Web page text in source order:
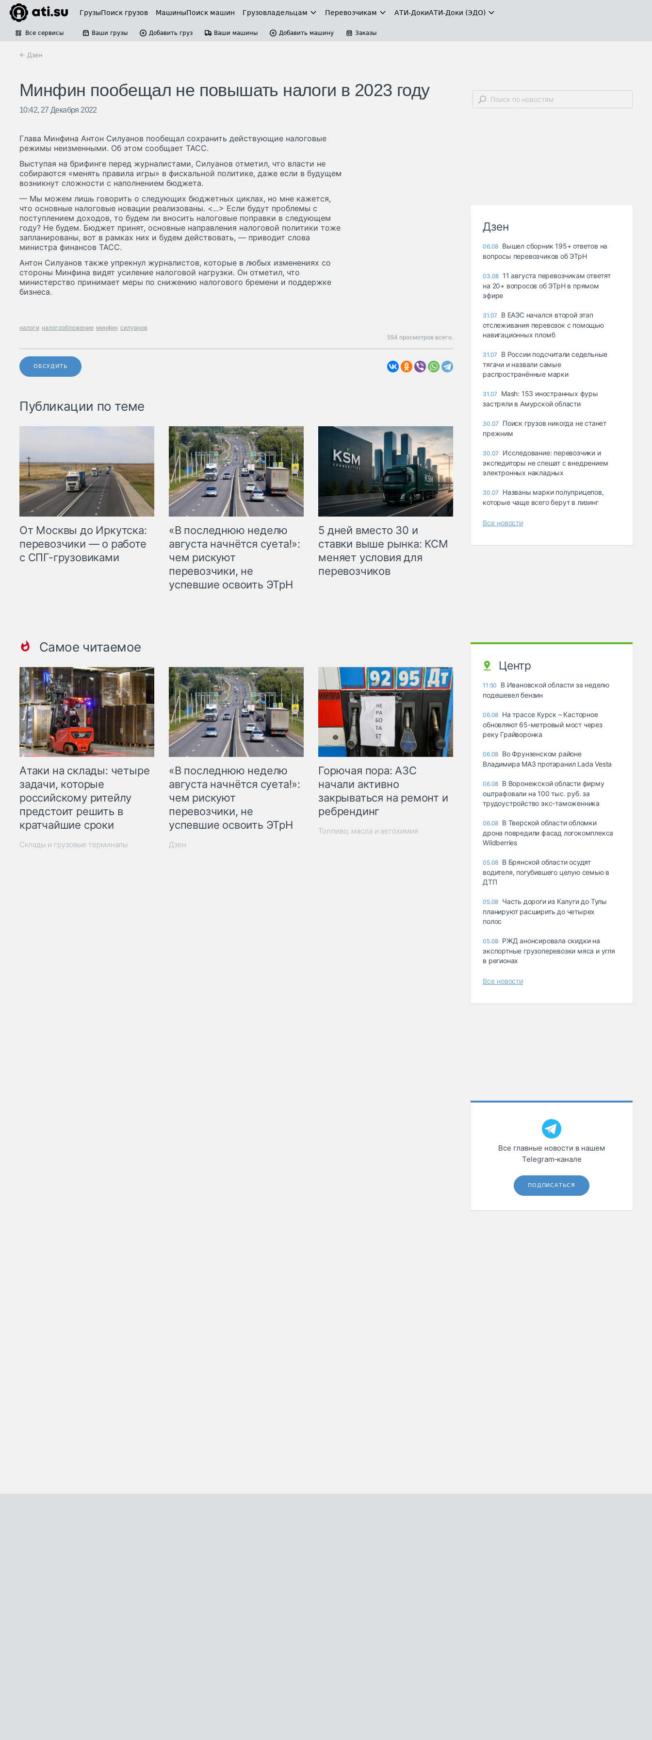
ГрузыПоиск грузов МашиныПоиск машин Грузовладельцам Перевозчикам АТИ-ДокиАТИ-Доки (ЭДО)
Все сервисы Ваши грузы Добавить груз Ваши машины Добавить машину Заказы
← Дзен
Минфин пообещал не повышать налоги в 2023 году
10:42, 27 Декабря 2022
Глава Минфина Антон Силуанов пообещал сохранить действующие налоговые
режимы неизменными. Об этом сообщает ТАСС.
Выступая на брифинге перед журналистами, Силуанов отметил, что власти не
собираются «менять правила игры» в фискальной политике, даже если в будущем
возникнут сложности с наполнением бюджета.
— Мы можем лишь говорить о следующих бюджетных циклах, но мне кажется,
что основные налоговые новации реализованы. <...> Если будут проблемы с
поступлением доходов, то будем ли вносить налоговые поправки в следующем
году? Не будем. Бюджет принят, основные направления налоговой политики тоже
запланированы, вот в рамках них и будем действовать, — приводит слова
министра финансов ТАСС.
Антон Силуанов также упрекнул журналистов, которые в любых изменениях со
стороны Минфина видят усиление налоговой нагрузки. Он отметил, что
министерство принимает меры по снижению налогового бремени и поддержке
бизнеса.
налоги налогообложение минфин силуанов
554 просмотров всего.
ОБСУДИТЬ
Публикации по теме
От Москвы до Иркутска:
перевозчики — о работе
с СПГ-грузовиками
«В последнюю неделю
августа начнётся суета!»:
чем рискуют
перевозчики, не
успевшие освоить ЭТрН
5 дней вместо 30 и
ставки выше рынка: КСМ
меняет условия для
перевозчиков
Самое читаемое
Атаки на склады: четыре
задачи, которые
российскому ритейлу
предстоит решить в
кратчайшие сроки
Склады и грузовые терминалы
«В последнюю неделю
августа начнётся суета!»:
чем рискуют
перевозчики, не
успевшие освоить ЭТрН
Дзен
Горючая пора: АЗС
начали активно
закрываться на ремонт и
ребрендинг
Топливо, масла и автохимия
Дзен
06.08 Вышел сборник 195+ ответов на
вопросы перевозчиков об ЭТрН
03.08 11 августа перевозчикам ответят
на 20+ вопросов об ЭТрН в прямом
эфире
31.07
В ЕАЭС начался второй этап
отслеживания перевозок с помощью
навигационных пломб
31.07
В России подсчитали седельные
тягачи и назвали самые
распространённые марки
31.07
Mash: 153 иностранных фуры
застряли в Амурской области
30.07
Поиск грузов никогда не станет
прежним
30.07
Исследование: перевозчики и
экспедиторы не спешат с внедрением
электронных накладных
30.07
Названы марки полуприцепов,
которые чаще всего берут в лизинг
Все новости
Центр
11:50
В Ивановской области за неделю
подешевел бензин
06.08 На трассе Курск – Касторное
обновляют 65-метровый мост через
реку Грайворонка
06.08 Во Фрунзенском районе
Владимира МАЗ протаранил Lada Vesta
06.08 В Воронежской области фирму
оштрафовали на 100 тыс. руб. за
трудоустройство экс-таможенника
06.08 В Тверской области обломки
дрона повредили фасад логокомплекса
Wildberries
05.08 В Брянской области осудят
водителя, погубившего целую семью в
ДТП
05.08 Часть дороги из Калуги до Тулы
планируют расширить до четырех
полос
05.08 РЖД анонсировала скидки на
экспортные грузоперевозки мяса и угля
в регионах
Все новости
Все главные новости в нашем
Telegram‑канале
ПОДПИСАТЬСЯ